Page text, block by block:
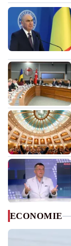
ECONOMIE